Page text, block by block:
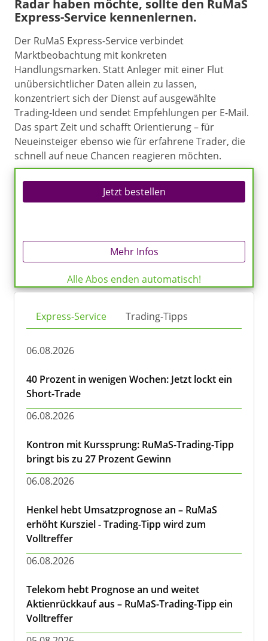
Radar haben möchte, sollte den RuMaS
Express-Service kennenlernen.
Der RuMaS Express-Service verbindet
Marktbeobachtung mit konkreten
Handlungsmarken. Statt Anleger mit einer Flut
unübersichtlicher Daten allein zu lassen,
konzentriert sich der Dienst auf ausgewählte
Trading-Ideen und sendet Empfehlungen per E-Mail.
Das spart Zeit und schafft Orientierung – für
Neueinsteiger ebenso wie für erfahrene Trader, die
schnell auf neue Chancen reagieren möchten.
Jetzt bestellen
Mehr Infos
Alle Abos enden automatisch!
Express-Service Trading-Tipps
06.08.2026
40 Prozent in wenigen Wochen: Jetzt lockt ein
Short-Trade
06.08.2026
Kontron mit Kurssprung: RuMaS-Trading-Tipp
bringt bis zu 27 Prozent Gewinn
06.08.2026
Henkel hebt Umsatzprognose an – RuMaS
erhöht Kursziel - Trading-Tipp wird zum
Volltreffer
06.08.2026
Telekom hebt Prognose an und weitet
Aktienrückkauf aus – RuMaS-Trading-Tipp ein
Volltreffer